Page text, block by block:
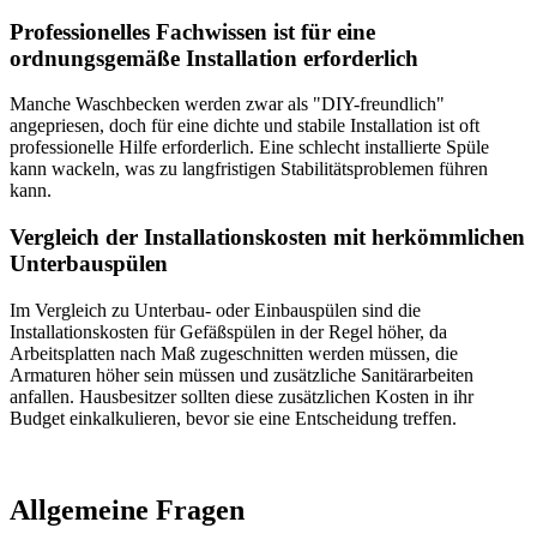
Professionelles Fachwissen ist für eine
ordnungsgemäße Installation erforderlich
Manche Waschbecken werden zwar als "DIY-freundlich"
angepriesen, doch für eine dichte und stabile Installation ist oft
professionelle Hilfe erforderlich. Eine schlecht installierte Spüle
kann wackeln, was zu langfristigen Stabilitätsproblemen führen
kann.
Vergleich der Installationskosten mit herkömmlichen
Unterbauspülen
Im Vergleich zu Unterbau- oder Einbauspülen sind die
Installationskosten für Gefäßspülen in der Regel höher, da
Arbeitsplatten nach Maß zugeschnitten werden müssen, die
Armaturen höher sein müssen und zusätzliche Sanitärarbeiten
anfallen. Hausbesitzer sollten diese zusätzlichen Kosten in ihr
Budget einkalkulieren, bevor sie eine Entscheidung treffen.
Allgemeine Fragen